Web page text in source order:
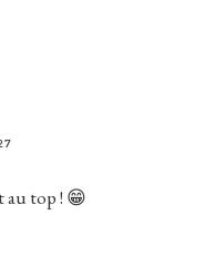
au top ! 😁